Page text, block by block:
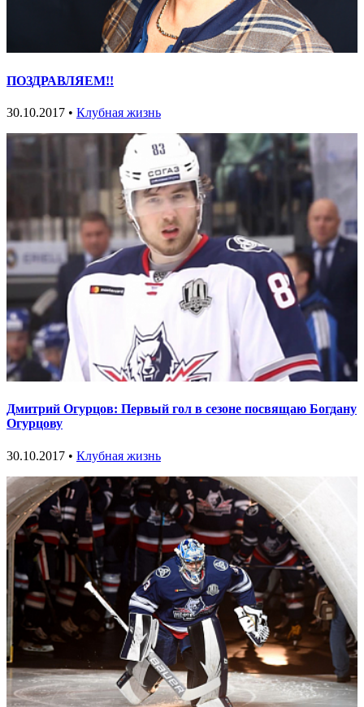
ПОЗДРАВЛЯЕМ!!
30.10.2017 • Клубная жизнь
Дмитрий Огурцов: Первый гол в сезоне посвящаю Богдану
Огурцову
30.10.2017 • Клубная жизнь